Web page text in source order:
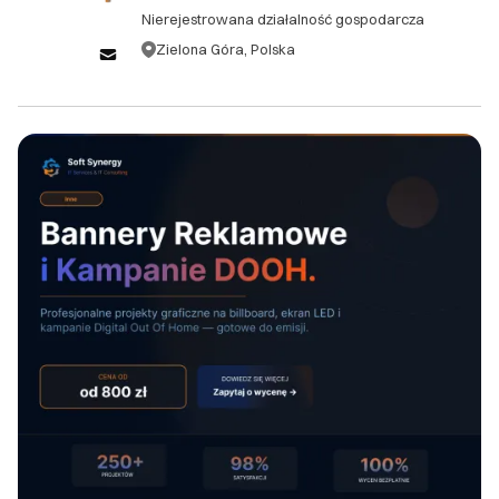
Nierejestrowana działalność gospodarcza
Zielona Góra, Polska
rozpoczęciem prac, podlegają opłacie
administracyjnej w wysokości 10% wartości
po rozpoczęciu prac, klient zobowiązany jest do
pokrycia kosztów już wykonanych prac oraz opłaty
administracyjnej w wysokości 15% pozostałej
wartości zamówienia. ## 2. Zwroty 2.1. Ze względu
na charakter usług świadczonych przez Soft
Synergy, zwroty gotowych produktów cyfrowych
(oprogramowanie, kody źródłowe) nie są
akceptowane. 2.2. W przypadku niezadowolenia
klienta z dostarczonego produktu lub usługi, Soft
modyfikacji zgodnie z pierwotną specyfikacją
projektu. 2.3. Jeśli po trzech próbach poprawy
klient ma prawo do częściowego zwrotu w
wysokości do 50% zapłaconej kwoty, w zależności
kryterium.